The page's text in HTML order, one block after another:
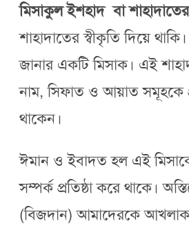
মিসাকুল ইশহাদ বা
শাহাদাতের স্বীকৃতি দিয়ে
জানার একটি মিসাক। এই
নাম, সিফাত ও আয়াত সমূহকে
থাকেন।
ঈমান ও ইবাদত হল এই
সম্পর্ক প্রতিষ্ঠা করে থাকে।
(বিজদান) আমাদেরকে